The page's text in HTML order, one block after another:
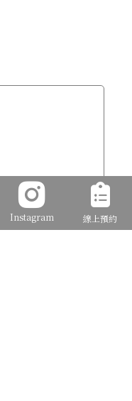
Instagram 線上預約